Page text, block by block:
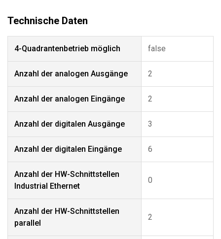
4-Quadrantenbetrieb möglich false
Anzahl der analogen Ausgänge 2
Anzahl der analogen Eingänge 2
Anzahl der digitalen Ausgänge 3
Anzahl der digitalen Eingänge 6
Anzahl der HW-Schnittstellen
Industrial Ethernet
0
Anzahl der HW-Schnittstellen
parallel
2